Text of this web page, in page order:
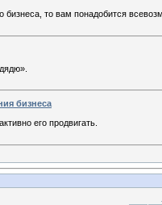
то вам понадобится
бизнеса
его продвигать.